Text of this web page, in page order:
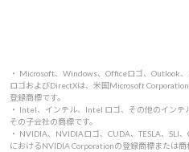
・ Microsoft、Windows、Officeロゴ、Outlook
ロゴおよびDirectXは、米国Microsoft
登録商標です。
・ Intel、インテル、Intel ロゴ、その他のイン
その子会社の商標です。
・ NVIDIA、NVIDIAロゴ、CUDA、TESLA、SLI
におけるNVIDIA Corporationの登録商標または商